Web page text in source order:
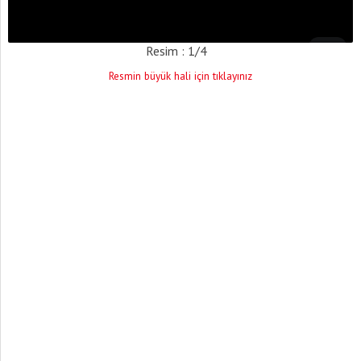
Resim : 1/4
Resmin büyük hali için tıklayınız